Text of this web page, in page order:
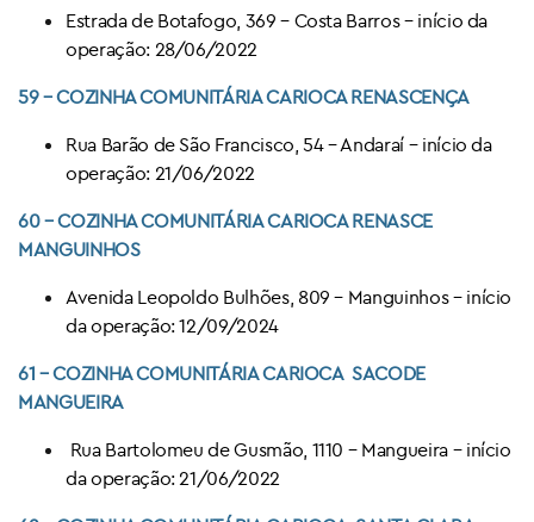
Estrada de Botafogo, 369 – Costa Barros – início da
operação: 28/06/2022
59– COZINHA COMUNITÁRIA CARIOCARENASCENÇA
Rua Barão de São Francisco, 54 – Andaraí – início da
operação: 21/06/2022
60 – COZINHA COMUNITÁRIA CARIOCA RENASCE
MANGUINHOS
Avenida Leopoldo Bulhões, 809 – Manguinhos – início
da operação: 12/09/2024
61 – COZINHA COMUNITÁRIA CARIOCA SACODE
MANGUEIRA
Rua Bartolomeu de Gusmão, 1110 – Mangueira – início
da operação: 21/06/2022